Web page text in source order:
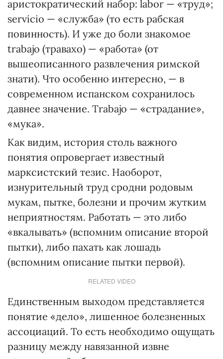
аристократический набор: labor — «труд»;
servicio — «служба» (то есть рабская
повинность). И уже до боли знакомое
trabajo (травахо) — «работа» (от
вышеописанного развлечения римской
знати). Что особенно интересно, — в
современном испанском сохранилось
давнее значение. Trabajo — «страдание»,
«мука».
Как видим, история столь важного
понятия опровергает известный
марксистский тезис. Наоборот,
изнурительный труд сродни родовым
мукам, пытке, болезни и прочим жутким
неприятностям. Работать — это либо
«вкалывать» (вспомним описание второй
пытки), либо пахать как лошадь
(вспомним описание пытки первой).
RELATED VIDEO
Единственным выходом представляется
понятие «дело», лишенное болезненных
ассоциаций. То есть необходимо ощущать
разницу между навязанной извне